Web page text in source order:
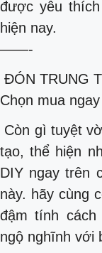
được yêu
hiện nay.
——-
ĐÓN TRUNG
Chọn mua
Còn gì tuyệt
tạo, thể hiện
DIY ngay trên
này. hãy cùng
đậm tính cách
ngộ nghĩnh với